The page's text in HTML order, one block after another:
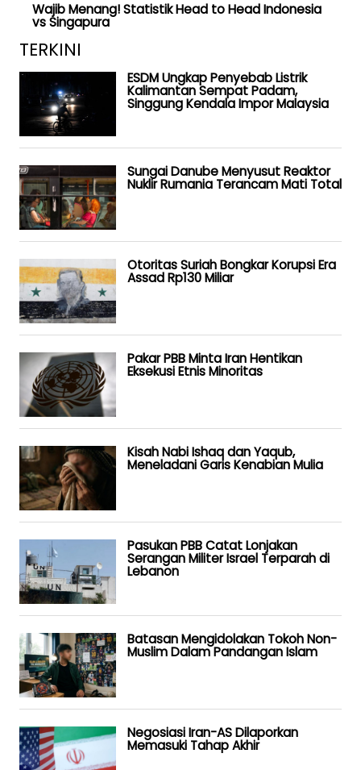
Wajib Menang! Statistik Head to Head Indonesia
vs Singapura
TERKINI
ESDM Ungkap Penyebab Listrik
Kalimantan Sempat Padam,
Singgung Kendala Impor Malaysia
Sungai Danube Menyusut Reaktor
Nuklir Rumania Terancam Mati Total
Otoritas Suriah Bongkar Korupsi Era
Assad Rp130 Miliar
Pakar PBB Minta Iran Hentikan
Eksekusi Etnis Minoritas
Kisah Nabi Ishaq dan Yaqub,
Meneladani Garis Kenabian Mulia
Pasukan PBB Catat Lonjakan
Serangan Militer Israel Terparah di
Lebanon
Batasan Mengidolakan Tokoh Non-
Muslim Dalam Pandangan Islam
Negosiasi Iran-AS Dilaporkan
Memasuki Tahap Akhir